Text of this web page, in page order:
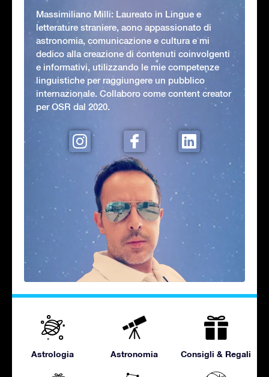
Massimiliano Milli: Laureato in Lingue e
letterature straniere, aono appassionato di
astronomia, comunicazione e cultura e mi
dedico alla creazione di contenuti coinvolgenti
e informativi, utilizzando le mie competenze
linguistiche per raggiungere un pubblico
internazionale. Collaboro come content creator
per OSR dal 2020.
Astrologia Astronomia Consigli & Regali